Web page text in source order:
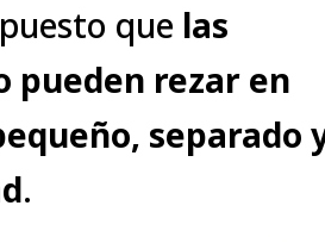
que las
pueden rezar en
separado
.